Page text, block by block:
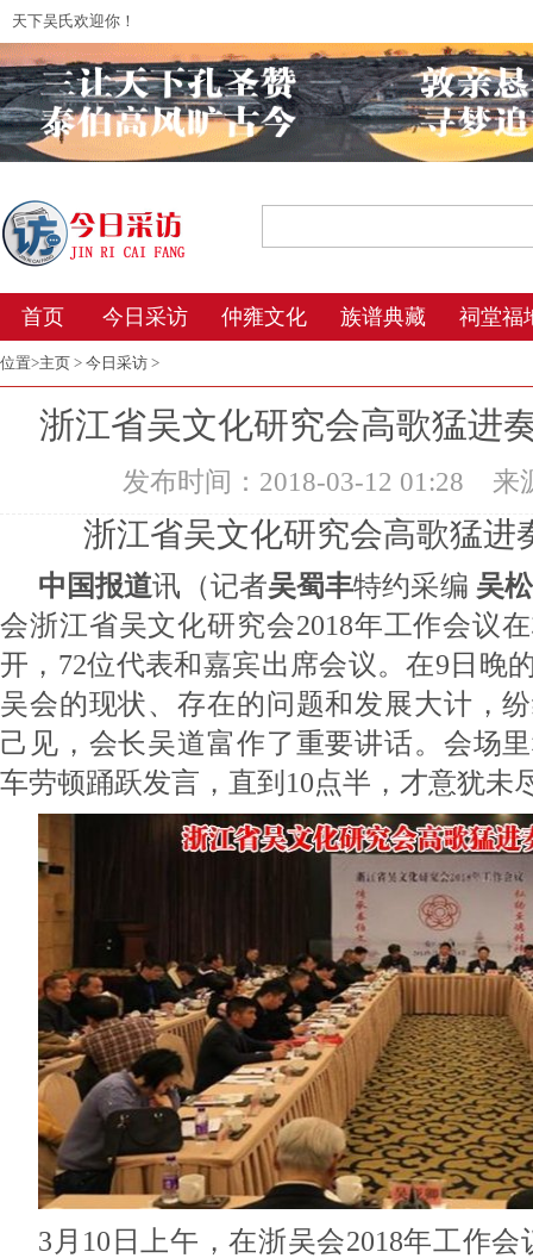
天下吴氏欢迎你！
2026年8月8日 15:30 星期六 农历丙午年(马
首页 今日采访 仲雍文化 族谱典藏 祠堂福
位置>主页 > 今日采访 >
浙江省吴文化研究会高歌猛进
发布时间：2018-03-12 01:28 来
浙江省吴文化研究会高歌猛进
中国报道讯（记者吴蜀丰特约采编 吴
会浙江省吴文化研究会2018年工作会议
开，72位代表和嘉宾出席会议。在9日晚
吴会的现状、存在的问题和发展大计，
己见，会长吴道富作了重要讲话。会场
车劳顿踊跃发言，直到10点半，才意犹未
3月10日上午，在浙吴会2018年工作